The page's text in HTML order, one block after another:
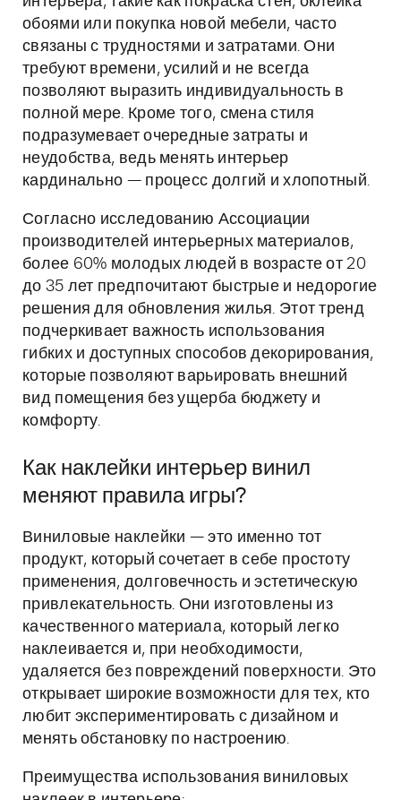
обоями или покупка новой мебели, часто
связаны с трудностями и затратами. Они
требуют времени, усилий и не всегда
позволяют выразить индивидуальность в
полной мере. Кроме того, смена стиля
подразумевает очередные затраты и
неудобства, ведь менять интерьер
кардинально — процесс долгий и хлопотный.
Согласно исследованию Ассоциации
производителей интерьерных материалов,
более 60% молодых людей в возрасте от 20
до 35 лет предпочитают быстрые и недорогие
решения для обновления жилья. Этот тренд
подчеркивает важность использования
гибких и доступных способов декорирования,
которые позволяют варьировать внешний
вид помещения без ущерба бюджету и
комфорту.
Как наклейки интерьер винил
меняют правила игры?
Виниловые наклейки — это именно тот
продукт, который сочетает в себе простоту
применения, долговечность и эстетическую
привлекательность. Они изготовлены из
качественного материала, который легко
наклеивается и, при необходимости,
удаляется без повреждений поверхности. Это
открывает широкие возможности для тех, кто
любит экспериментировать с дизайном и
менять обстановку по настроению.
Преимущества использования виниловых